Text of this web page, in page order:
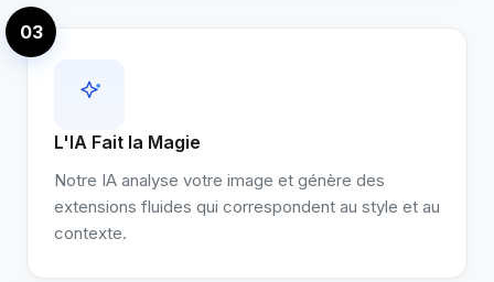
03
L'IA Fait la Magie
Notre IA analyse votre image et génère des
extensions fluides qui correspondent au style et au
contexte.